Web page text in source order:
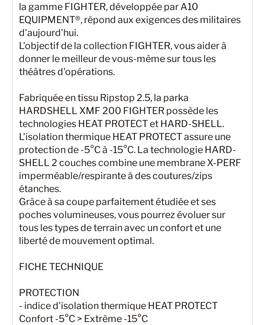
la gamme FIGHTER, développée par A10
EQUIPMENT®, répond aux exigences des militaires
d'aujourd'hui.
L'objectif de la collection FIGHTER, vous aider à
donner le meilleur de vous-même sur tous les
théâtres d'opérations.
Fabriquée en tissu Ripstop 2.5, la parka
HARDSHELL XMF 200 FIGHTER possède les
technologies HEAT PROTECT et HARD-SHELL.
L'isolation thermique HEAT PROTECT assure une
protection de -5°C à -15°C. La technologie HARD-
SHELL 2 couches combine une membrane X-PERF
imperméable/respirante à des coutures/zips
étanches.
Grâce à sa coupe parfaitement étudiée et ses
poches volumineuses, vous pourrez évoluer sur
tous les types de terrain avec un confort et une
liberté de mouvement optimal.
FICHE TECHNIQUE
PROTECTION
- indice d'isolation thermique HEAT PROTECT
Confort -5°C > Extrême -15°C